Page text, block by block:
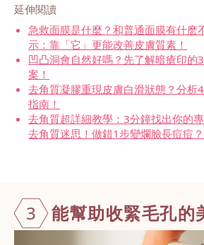
延伸閱讀
急救面膜是什麼？和普通面膜有什麽
示：靠「它」更能改善皮膚質素！
凹凸洞會自然好嗎？先了解暗瘡印的
案！
去角質凝膠重現皮膚白滑狀態？分析
指南！
去角質超詳細教學：3分鐘找出你的
去角質迷思！做錯1步變爛臉長痘痘？
3 能幫助收緊毛孔的